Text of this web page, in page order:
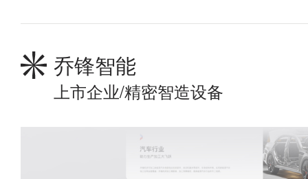
乔锋智能
上市企业/精密智造设备